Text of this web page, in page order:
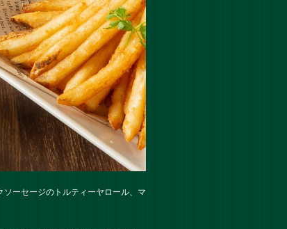
ーセージのトルティーヤロール、マ